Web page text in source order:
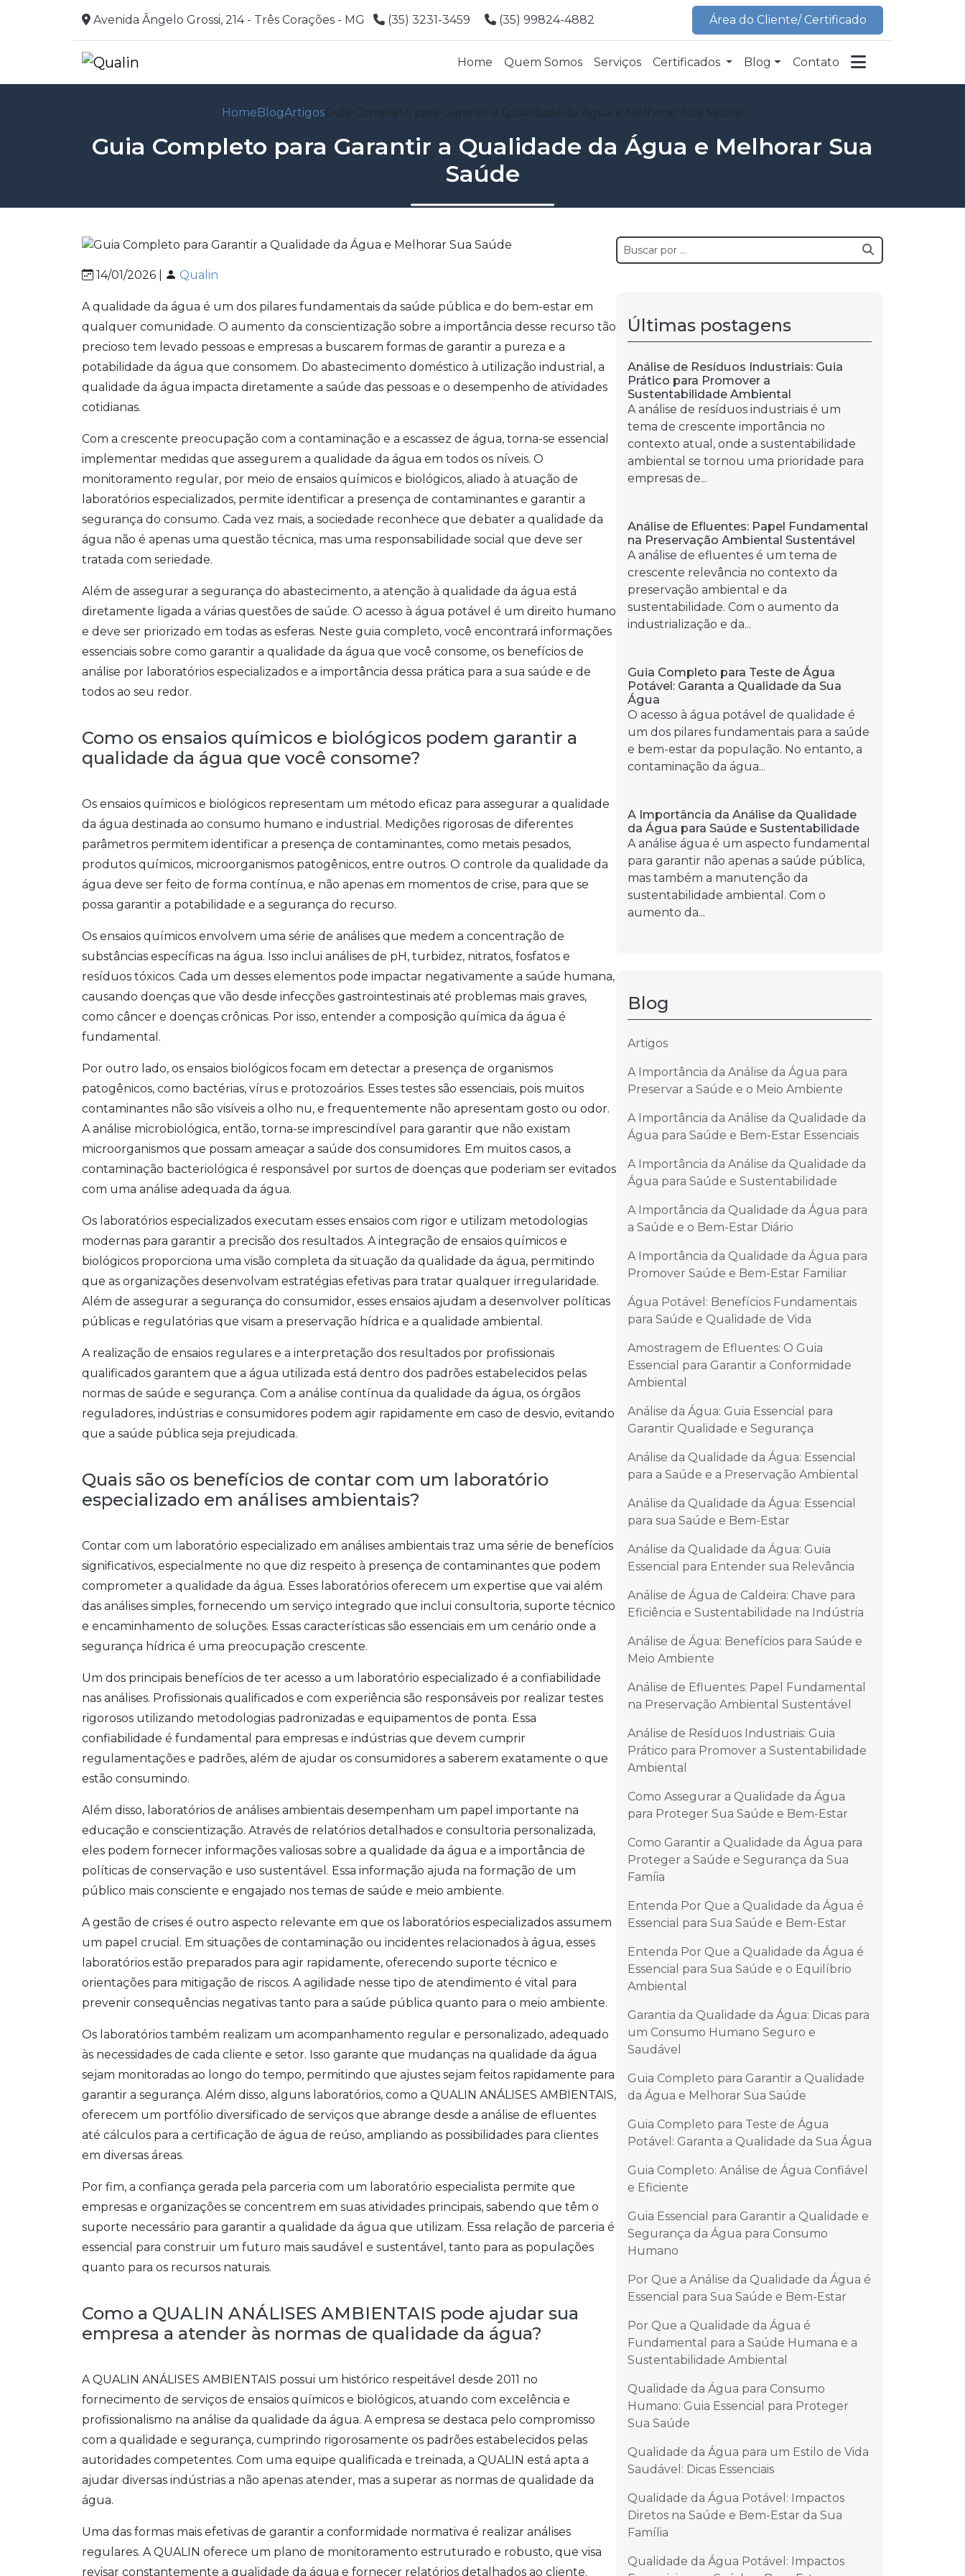
Avenida Ângelo Grossi, 214 - Três Corações - MG (35) 3231-3459 (35) 99824-4882 Área do Cliente/ Certificado
Home Quem Somos Serviços Certificados Blog Contato
Home BlogArtigosGuia Completo para Garantir a Qualidade da Água e Melhorar Sua Saúde
Guia Completo para Garantir a Qualidade da Água e Melhorar Sua
Saúde
14/01/2026 | Qualin
A qualidade da água é um dos pilares fundamentais da saúde pública e do bem-estar em
qualquer comunidade. O aumento da conscientização sobre a importância desse recurso tão
precioso tem levado pessoas e empresas a buscarem formas de garantir a pureza e a
potabilidade da água que consomem. Do abastecimento doméstico à utilização industrial, a
qualidade da água impacta diretamente a saúde das pessoas e o desempenho de atividades
cotidianas.
Com a crescente preocupação com a contaminação e a escassez de água, torna-se essencial
implementar medidas que assegurem a qualidade da água em todos os níveis. O
monitoramento regular, por meio de ensaios químicos e biológicos, aliado à atuação de
laboratórios especializados, permite identificar a presença de contaminantes e garantir a
segurança do consumo. Cada vez mais, a sociedade reconhece que debater a qualidade da
água não é apenas uma questão técnica, mas uma responsabilidade social que deve ser
tratada com seriedade.
Além de assegurar a segurança do abastecimento, a atenção à qualidade da água está
diretamente ligada a várias questões de saúde. O acesso à água potável é um direito humano
e deve ser priorizado em todas as esferas. Neste guia completo, você encontrará informações
essenciais sobre como garantir a qualidade da água que você consome, os benefícios de
análise por laboratórios especializados e a importância dessa prática para a sua saúde e de
todos ao seu redor.
Como os ensaios químicos e biológicos podem garantir a
qualidade da água que você consome?
Os ensaios químicos e biológicos representam um método eficaz para assegurar a qualidade
da água destinada ao consumo humano e industrial. Medições rigorosas de diferentes
parâmetros permitem identificar a presença de contaminantes, como metais pesados,
produtos químicos, microorganismos patogênicos, entre outros. O controle da qualidade da
água deve ser feito de forma contínua, e não apenas em momentos de crise, para que se
possa garantir a potabilidade e a segurança do recurso.
Os ensaios químicos envolvem uma série de análises que medem a concentração de
substâncias específicas na água. Isso inclui análises de pH, turbidez, nitratos, fosfatos e
resíduos tóxicos. Cada um desses elementos pode impactar negativamente a saúde humana,
causando doenças que vão desde infecções gastrointestinais até problemas mais graves,
como câncer e doenças crônicas. Por isso, entender a composição química da água é
fundamental.
Por outro lado, os ensaios biológicos focam em detectar a presença de organismos
patogênicos, como bactérias, vírus e protozoários. Esses testes são essenciais, pois muitos
contaminantes não são visíveis a olho nu, e frequentemente não apresentam gosto ou odor.
A análise microbiológica, então, torna-se imprescindível para garantir que não existam
microorganismos que possam ameaçar a saúde dos consumidores. Em muitos casos, a
contaminação bacteriológica é responsável por surtos de doenças que poderiam ser evitados
com uma análise adequada da água.
Os laboratórios especializados executam esses ensaios com rigor e utilizam metodologias
modernas para garantir a precisão dos resultados. A integração de ensaios químicos e
biológicos proporciona uma visão completa da situação da qualidade da água, permitindo
que as organizações desenvolvam estratégias efetivas para tratar qualquer irregularidade.
Além de assegurar a segurança do consumidor, esses ensaios ajudam a desenvolver políticas
públicas e regulatórias que visam a preservação hídrica e a qualidade ambiental.
A realização de ensaios regulares e a interpretação dos resultados por profissionais
qualificados garantem que a água utilizada está dentro dos padrões estabelecidos pelas
normas de saúde e segurança. Com a análise contínua da qualidade da água, os órgãos
reguladores, indústrias e consumidores podem agir rapidamente em caso de desvio, evitando
que a saúde pública seja prejudicada.
Quais são os benefícios de contar com um laboratório
especializado em análises ambientais?
Contar com um laboratório especializado em análises ambientais traz uma série de benefícios
significativos, especialmente no que diz respeito à presença de contaminantes que podem
comprometer a qualidade da água. Esses laboratórios oferecem um expertise que vai além
das análises simples, fornecendo um serviço integrado que inclui consultoria, suporte técnico
e encaminhamento de soluções. Essas características são essenciais em um cenário onde a
segurança hídrica é uma preocupação crescente.
Um dos principais benefícios de ter acesso a um laboratório especializado é a confiabilidade
nas análises. Profissionais qualificados e com experiência são responsáveis por realizar testes
rigorosos utilizando metodologias padronizadas e equipamentos de ponta. Essa
confiabilidade é fundamental para empresas e indústrias que devem cumprir
regulamentações e padrões, além de ajudar os consumidores a saberem exatamente o que
estão consumindo.
Além disso, laboratórios de análises ambientais desempenham um papel importante na
educação e conscientização. Através de relatórios detalhados e consultoria personalizada,
eles podem fornecer informações valiosas sobre a qualidade da água e a importância de
políticas de conservação e uso sustentável. Essa informação ajuda na formação de um
público mais consciente e engajado nos temas de saúde e meio ambiente.
A gestão de crises é outro aspecto relevante em que os laboratórios especializados assumem
um papel crucial. Em situações de contaminação ou incidentes relacionados à água, esses
laboratórios estão preparados para agir rapidamente, oferecendo suporte técnico e
orientações para mitigação de riscos. A agilidade nesse tipo de atendimento é vital para
prevenir consequências negativas tanto para a saúde pública quanto para o meio ambiente.
Os laboratórios também realizam um acompanhamento regular e personalizado, adequado
às necessidades de cada cliente e setor. Isso garante que mudanças na qualidade da água
sejam monitoradas ao longo do tempo, permitindo que ajustes sejam feitos rapidamente para
garantir a segurança. Além disso, alguns laboratórios, como a QUALIN ANÁLISES AMBIENTAIS,
oferecem um portfólio diversificado de serviços que abrange desde a análise de efluentes
até cálculos para a certificação de água de reúso, ampliando as possibilidades para clientes
em diversas áreas.
Por fim, a confiança gerada pela parceria com um laboratório especialista permite que
empresas e organizações se concentrem em suas atividades principais, sabendo que têm o
suporte necessário para garantir a qualidade da água que utilizam. Essa relação de parceria é
essencial para construir um futuro mais saudável e sustentável, tanto para as populações
quanto para os recursos naturais.
Como a QUALIN ANÁLISES AMBIENTAIS pode ajudar sua
empresa a atender às normas de qualidade da água?
A QUALIN ANÁLISES AMBIENTAIS possui um histórico respeitável desde 2011 no
fornecimento de serviços de ensaios químicos e biológicos, atuando com excelência e
profissionalismo na análise da qualidade da água. A empresa se destaca pelo compromisso
com a qualidade e segurança, cumprindo rigorosamente os padrões estabelecidos pelas
autoridades competentes. Com uma equipe qualificada e treinada, a QUALIN está apta a
ajudar diversas indústrias a não apenas atender, mas a superar as normas de qualidade da
água.
Uma das formas mais efetivas de garantir a conformidade normativa é realizar análises
regulares. A QUALIN oferece um plano de monitoramento estruturado e robusto, que visa
revisar constantemente a qualidade da água e fornecer relatórios detalhados ao cliente.
Últimas postagens
Análise de Resíduos Industriais: Guia
Prático para Promover a
Sustentabilidade Ambiental
A análise de resíduos industriais é um
tema de crescente importância no
contexto atual, onde a sustentabilidade
ambiental se tornou uma prioridade para
empresas de...
Análise de Efluentes: Papel Fundamental
na Preservação Ambiental Sustentável
A análise de efluentes é um tema de
crescente relevância no contexto da
preservação ambiental e da
sustentabilidade. Com o aumento da
industrialização e da...
Guia Completo para Teste de Água
Potável: Garanta a Qualidade da Sua
Água
O acesso à água potável de qualidade é
um dos pilares fundamentais para a saúde
e bem-estar da população. No entanto, a
contaminação da água...
A Importância da Análise da Qualidade
da Água para Saúde e Sustentabilidade
A análise água é um aspecto fundamental
para garantir não apenas a saúde pública,
mas também a manutenção da
sustentabilidade ambiental. Com o
aumento da...
Blog
Artigos
A Importância da Análise da Água para
Preservar a Saúde e o Meio Ambiente
A Importância da Análise da Qualidade da
Água para Saúde e Bem-Estar Essenciais
A Importância da Análise da Qualidade da
Água para Saúde e Sustentabilidade
A Importância da Qualidade da Água para
a Saúde e o Bem-Estar Diário
A Importância da Qualidade da Água para
Promover Saúde e Bem-Estar Familiar
Água Potável: Benefícios Fundamentais
para Saúde e Qualidade de Vida
Amostragem de Efluentes: O Guia
Essencial para Garantir a Conformidade
Ambiental
Análise da Água: Guia Essencial para
Garantir Qualidade e Segurança
Análise da Qualidade da Água: Essencial
para a Saúde e a Preservação Ambiental
Análise da Qualidade da Água: Essencial
para sua Saúde e Bem-Estar
Análise da Qualidade da Água: Guia
Essencial para Entender sua Relevância
Análise de Água de Caldeira: Chave para
Eficiência e Sustentabilidade na Indústria
Análise de Água: Benefícios para Saúde e
Meio Ambiente
Análise de Efluentes: Papel Fundamental
na Preservação Ambiental Sustentável
Análise de Resíduos Industriais: Guia
Prático para Promover a Sustentabilidade
Ambiental
Como Assegurar a Qualidade da Água
para Proteger Sua Saúde e Bem-Estar
Como Garantir a Qualidade da Água para
Proteger a Saúde e Segurança da Sua
Famíia
Entenda Por Que a Qualidade da Água é
Essencial para Sua Saúde e Bem-Estar
Entenda Por Que a Qualidade da Água é
Essencial para Sua Saúde e o Equilíbrio
Ambiental
Garantia da Qualidade da Água: Dicas para
um Consumo Humano Seguro e
Saudável
Guia Completo para Garantir a Qualidade
da Água e Melhorar Sua Saúde
Guia Completo para Teste de Água
Potável: Garanta a Qualidade da Sua Água
Guia Completo: Análise de Água Confiável
e Eficiente
Guia Essencial para Garantir a Qualidade e
Segurança da Água para Consumo
Humano
Por Que a Análise da Qualidade da Água é
Essencial para Sua Saúde e Bem-Estar
Por Que a Qualidade da Água é
Fundamental para a Saúde Humana e a
Sustentabilidade Ambiental
Qualidade da Água para Consumo
Humano: Guia Essencial para Proteger
Sua Saúde
Qualidade da Água para um Estilo de Vida
Saudável: Dicas Essenciais
Qualidade da Água Potável: Impactos
Diretos na Saúde e Bem-Estar da Sua
Família
Qualidade da Água Potável: Impactos